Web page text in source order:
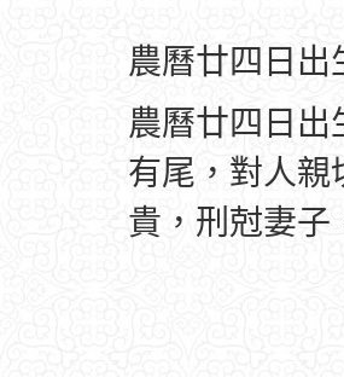
農曆廿四日出
農曆廿四日出
有尾，對人親
貴，刑尅妻子